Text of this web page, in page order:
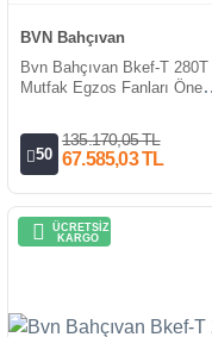
BVN Bahçıvan
Bvn Bahçıvan Bkef-T 280T
Mutfak Egzos Fanları Öne
50
135.170,05 TL
67.585,03 TL
ÜCRETSİZ
KARGO